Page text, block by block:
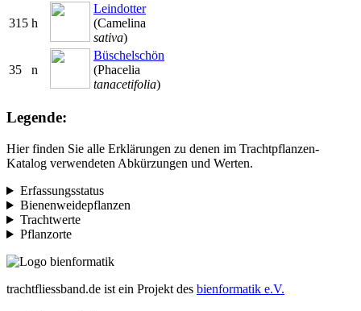
315 h
Leindotter
(Camelina
sativa)
35 n
Büschelschön
(Phacelia
tanacetifolia)
Legende:
Hier finden Sie alle Erklärungen zu denen im Trachtpflanzen-
Katalog verwendeten Abkürzungen und Werten.
Erfassungsstatus
Bienenweidepflanzen
Trachtwerte
Pflanzorte
trachtfliessband.de ist ein Projekt des bienformatik e.V.